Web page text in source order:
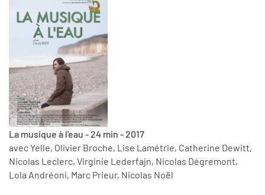
La musique à l'eau - 24 min - 2017
avec Yelle, Olivier Broche, Lise Lamétrie, Catherine Dewitt,
Nicolas Leclerc, Virginie Lederfajn, Nicolas Dégremont,
Lola Andréoni, Marc Prieur, Nicolas Noël